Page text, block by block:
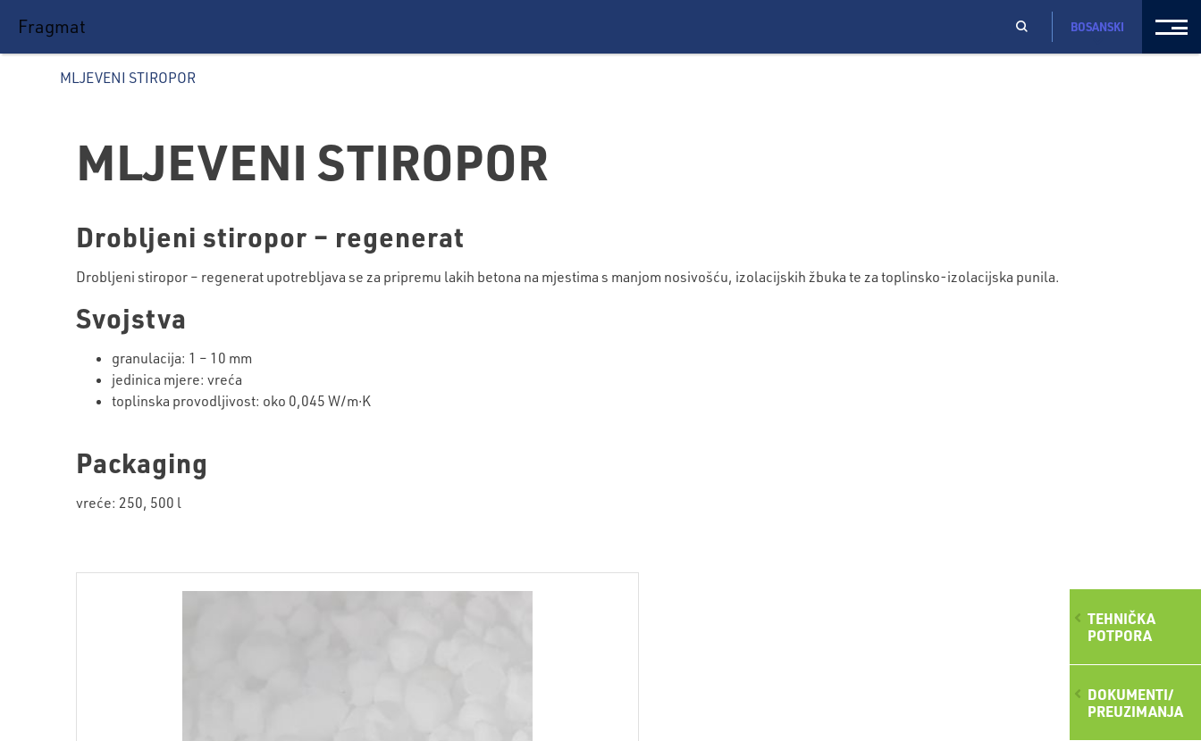
TEHNIČKA
POTPORA
DOKUMENTI/
PREUZIMANJA
Fragmat BOSANSKI
MLJEVENI STIROPOR
MLJEVENI STIROPOR
Drobljeni stiropor – regenerat
Drobljeni stiropor – regenerat upotrebljava se za pripremu lakih betona na mjestima s manjom nosivošću, izolacijskih žbuka te za toplinsko-izolacijska punila.
Svojstva
granulacija: 1 – 10 mm
jedinica mjere: vreća
toplinska provodljivost: oko 0,045 W/m∙K
Packaging
vreće: 250, 500 l